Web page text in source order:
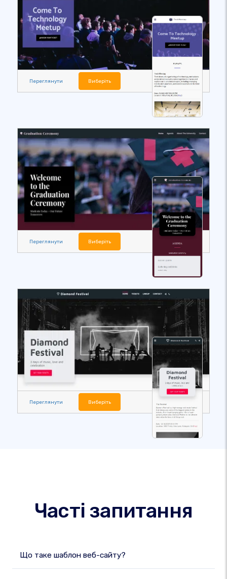
Переглянути Виберіть
Переглянути Виберіть
Переглянути Виберіть
Часті запитання
Що таке шаблон веб-сайту?